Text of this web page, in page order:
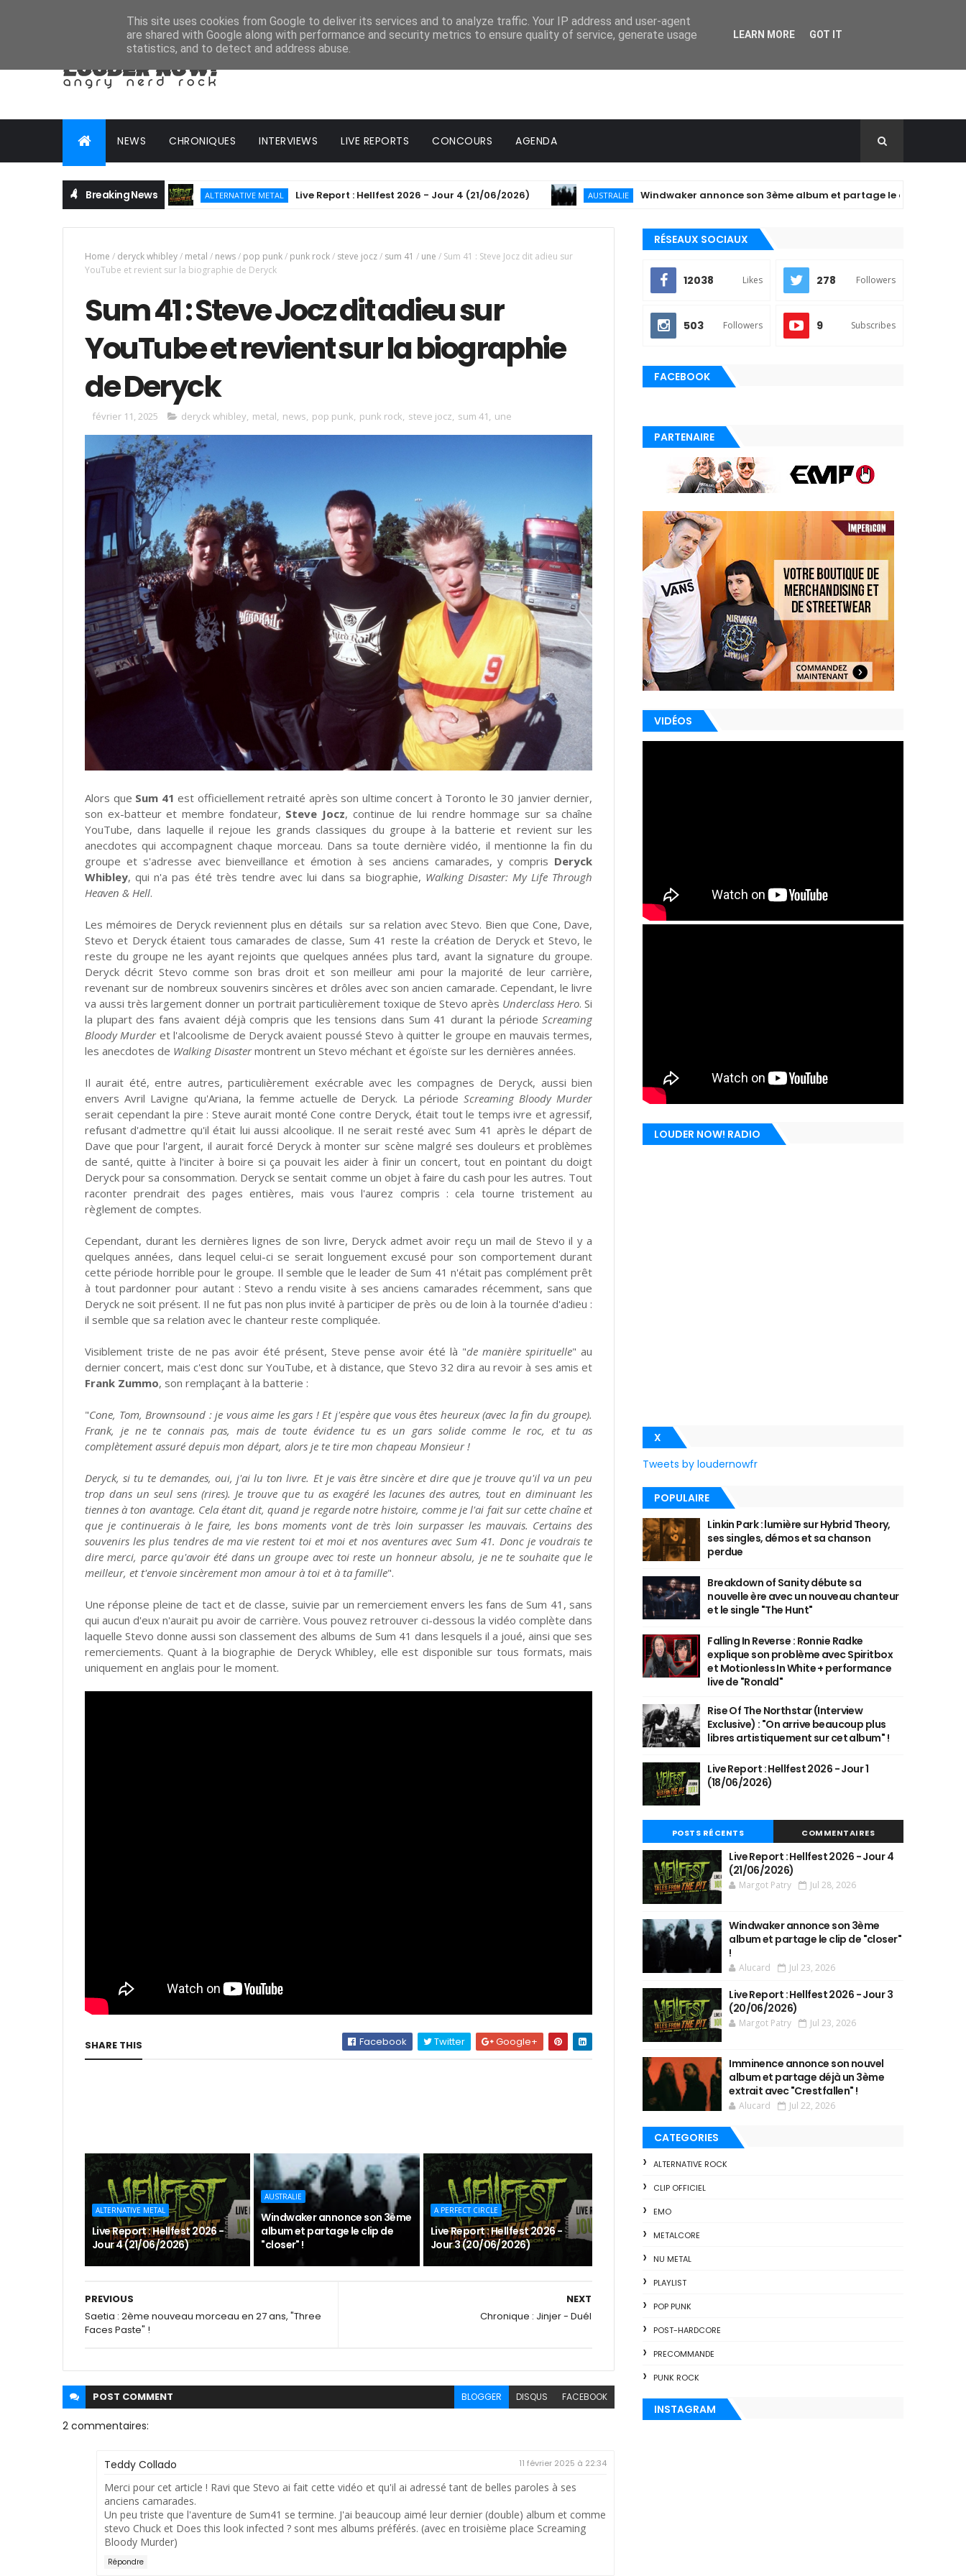
NEWS CHRONIQUES INTERVIEWS LIVE REPORTS CONCOURS AGENDA
Breaking News ALTERNATIVE METAL Live Report : Hellfest 2026 - Jour 4 (21/06/2026) AUSTRALIE Windwaker annonce son 3ème album et partage le clip de "closer" !
Home / deryck whibley/ metal / news/ pop punk/ punk rock/ steve jocz/ sum 41 / une / Sum 41 : Steve Jocz dit adieu sur
YouTube et revient sur la biographie de Deryck
Sum 41 : Steve Jocz dit adieu sur
YouTube et revient sur la biographie
de Deryck
février 11, 2025 deryck whibley, metal, news, pop punk, punk rock, steve jocz, sum 41, une
Alors que Sum 41 est officiellement retraité après son ultime concert à Toronto le 30 janvier dernier,
son ex-batteur et membre fondateur, Steve Jocz, continue de lui rendre hommage sur sa chaîne
YouTube, dans laquelle il rejoue les grands classiques du groupe à la batterie et revient sur les
anecdotes qui accompagnent chaque morceau. Dans sa toute dernière vidéo, il mentionne la fin du
groupe et s'adresse avec bienveillance et émotion à ses anciens camarades, y compris Deryck
Whibley, qui n'a pas été très tendre avec lui dans sa biographie, Walking Disaster: My Life Through
Heaven & Hell.
Les mémoires de Deryck reviennent plus en détails sur sa relation avec Stevo. Bien que Cone, Dave,
Stevo et Deryck étaient tous camarades de classe, Sum 41 reste la création de Deryck et Stevo, le
reste du groupe ne les ayant rejoints que quelques années plus tard, avant la signature du groupe.
Deryck décrit Stevo comme son bras droit et son meilleur ami pour la majorité de leur carrière,
revenant sur de nombreux souvenirs sincères et drôles avec son ancien camarade. Cependant, le livre
va aussi très largement donner un portrait particulièrement toxique de Stevo après Underclass Hero. Si
la plupart des fans avaient déjà compris que les tensions dans Sum 41 durant la périodeScreaming
Bloody Murderet l'alcoolisme de Deryck avaient poussé Stevo à quitter le groupe en mauvais termes,
les anecdotes de Walking Disastermontrent un Stevo méchant et égoïste sur les dernières années.
Il aurait été, entre autres, particulièrement exécrable avec les compagnes de Deryck, aussi bien
envers Avril Lavigne qu'Ariana, la femme actuelle de Deryck. La période Screaming Bloody Murder
serait cependant la pire : Steve aurait monté Cone contre Deryck, était tout le temps ivre et agressif,
refusant d'admettre qu'il était lui aussi alcoolique. Il ne serait resté avec Sum 41 après le départ de
Dave que pour l'argent, il aurait forcé Deryck à monter sur scène malgré ses douleurs et problèmes
de santé, quitte à l'inciter à boire si ça pouvait les aider à finir un concert, tout en pointant du doigt
Deryck pour sa consommation. Deryck se sentait comme un objet à faire du cash pour les autres. Tout
raconter prendrait des pages entières, mais vous l'aurez compris : cela tourne tristement au
règlement de comptes.
Cependant, durant les dernières lignes de son livre, Deryck admet avoir reçu un mail de Stevo il y a
quelques années, dans lequel celui-ci se serait longuement excusé pour son comportement durant
cette période horrible pour le groupe. Il semble que le leader de Sum 41 n'était pas complémentprêt
à tout pardonner pour autant : Stevo a rendu visite à ses anciens camarades récemment, sans que
Deryck ne soit présent. Il ne fut pas non plus invité à participer de près ou de loin à la tournée d'adieu :
il semble que sa relation avec le chanteur reste compliquée.
Visiblement triste de ne pas avoir été présent, Steve pense avoir été là "de manière spirituelle" au
dernier concert, mais c'est donc sur YouTube, et à distance, que Stevo 32 dira au revoir à ses amis et
Frank Zummo, son remplaçant à la batterie :
"Cone, Tom, Brownsound : je vous aime les gars ! Et j'espère que vous êtes heureux (avec la fin du groupe).
Frank, je ne te connais pas, mais de toute évidence tu es un gars solide comme le roc, et tu as
complètement assuré depuis mon départ, alors je te tire mon chapeau Monsieur !
Deryck, si tu te demandes, oui, j'ai lu ton livre. Et je vais être sincère et dire que je trouve qu'il va un peu
trop dans un seul sens (rires). Je trouve que tu as exagéré les lacunes des autres, tout en diminuant les
tiennes à ton avantage. Cela étant dit, quand je regarde notre histoire, comme je l'ai fait sur cette chaîne et
que je continuerais à le faire, les bons moments vont de très loin surpasser les mauvais. Certains des
souvenirs les plus tendres de ma vie restent toi et moi et nos aventures avec Sum 41. Donc je voudrais te
dire merci, parce qu'avoir été dans un groupe avec toi reste un honneur absolu, je ne te souhaite que le
meilleur, et t'envoie sincèrement mon amour à toi et à ta famille".
Une réponse pleine de tact et de classe, suivie par un remerciement envers les fans de Sum 41, sans
qui aucun d'eux n'aurait pu avoir de carrière. Vous pouvez retrouver ci-dessous la vidéo complète dans
laquelle Stevo donne aussi son classement des albums de Sum 41 dans lesquels il a joué, ainsi que ses
remerciements. Quant à la biographie de Deryck Whibley, elle est disponible sur tous formats, mais
uniquement en anglais pour le moment.
SHARE THIS Facebook Twitter Google+
ALTERNATIVE METAL
Live Report : Hellfest 2026 -
Jour 4 (21/06/2026)
AUSTRALIE
Windwaker annonce son 3ème
album et partage le clip de
"closer" !
A PERFECT CIRCLE
Live Report : Hellfest 2026 -
Jour 3 (20/06/2026)
NEXT
Chronique : Jinjer - Duél
PREVIOUS
Saetia : 2ème nouveau morceau en 27 ans, "Three
Faces Paste" !
POST COMMENT BLOGGER DISQUS FACEBOOK
2 commentaires:
Teddy Collado 11 février 2025 à 22:34
Merci pour cet article ! Ravi que Stevo ai fait cette vidéo et qu'il ai adressé tant de belles paroles à ses
anciens camarades.
Un peu triste que l'aventure de Sum41 se termine. J'ai beaucoup aimé leur dernier (double) album et comme
stevo Chuck et Does this look infected ? sont mes albums préférés. (avec en troisième place Screaming
Bloody Murder)
Répondre
RÉSEAUX SOCIAUX
12038 Likes 278 Followers
503 Followers 9 Subscribes
FACEBOOK
PARTENAIRE
VIDÉOS
LOUDER NOW! RADIO
X
Tweets by loudernowfr
POPULAIRE
Linkin Park : lumière sur Hybrid Theory,
ses singles, démos et sa chanson
perdue
Breakdown of Sanity débute sa
nouvelle ère avec un nouveau chanteur
et le single "The Hunt"
Falling In Reverse : Ronnie Radke
explique son problème avec Spiritbox
et Motionless In White + performance
live de "Ronald"
Rise Of The Northstar (Interview
Exclusive) : "On arrive beaucoup plus
libres artistiquement sur cet album" !
Live Report : Hellfest 2026 - Jour 1
(18/06/2026)
POSTS RÉCENTS COMMENTAIRES
Live Report : Hellfest 2026 - Jour 4
(21/06/2026)
Margot Patry Jul 28, 2026
Windwaker annonce son 3ème
album et partage le clip de "closer"
!
Alucard Jul 23, 2026
Live Report : Hellfest 2026 - Jour 3
(20/06/2026)
Margot Patry Jul 23, 2026
Imminence annonce son nouvel
album et partage déjà un 3ème
extrait avec "Crestfallen" !
Alucard Jul 22, 2026
CATEGORIES
ALTERNATIVE ROCK
CLIP OFFICIEL
EMO
METALCORE
NU METAL
PLAYLIST
POP PUNK
POST-HARDCORE
PRECOMMANDE
PUNK ROCK
INSTAGRAM
This site uses cookies from Google to deliver its services and to analyze traffic. Your IP address and user-agent
are shared with Google along with performance and security metrics to ensure quality of service, generate usage
statistics, and to detect and address abuse.
LEARN MORE GOT IT